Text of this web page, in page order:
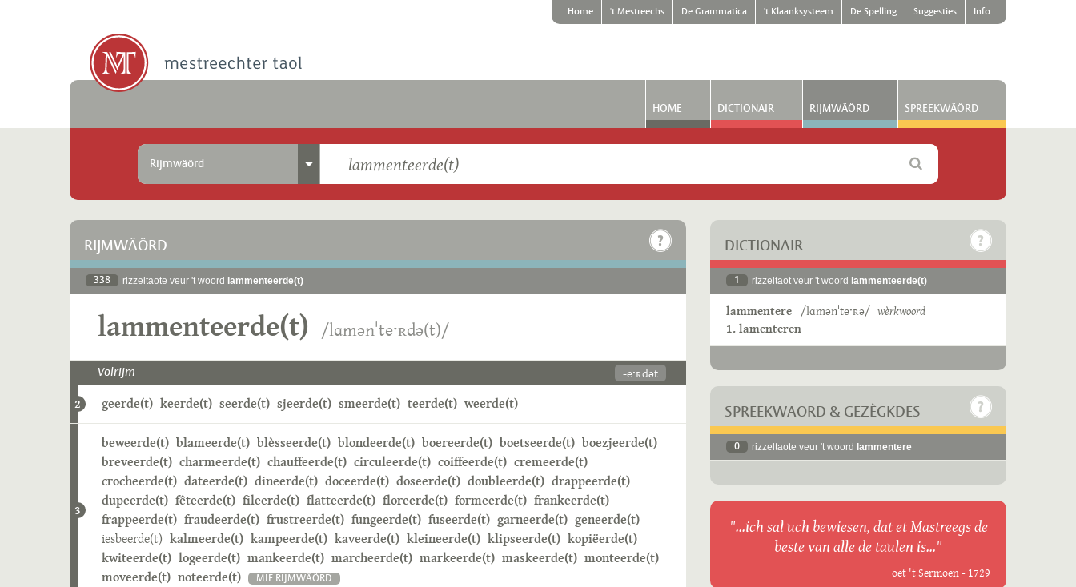
Home 't Mestreechs De Grammatica 't Klaanksysteem De Spelling Suggesties Info
HOME DICTIONAIR RIJMWÄÖRD SPREEKWÄÖRD
Rijmwäörd
RIJMWÄÖRD
338 rizzeltaote veur 't woord lammenteerde(t)
lammenteerde(t) /lɑmənˈteˑʀdə(t)/
Volrijm -eˑʀdət
2 geerde(t) keerde(t) seerde(t) sjeerde(t) smeerde(t) teerde(t) weerde(t)
3
beweerde(t) blameerde(t) blèsseerde(t) blondeerde(t) boereerde(t) boetseerde(t) boezjeerde(t)
breveerde(t) charmeerde(t) chauffeerde(t) circuleerde(t) coiffeerde(t) cremeerde(t)
crocheerde(t) dateerde(t) dineerde(t) doceerde(t) doseerde(t) doubleerde(t) drappeerde(t)
dupeerde(t) fêteerde(t) fileerde(t) flatteerde(t) floreerde(t) formeerde(t) frankeerde(t)
frappeerde(t) fraudeerde(t) frustreerde(t) fungeerde(t) fuseerde(t) garneerde(t) geneerde(t)
iesbeerde(t) kalmeerde(t) kampeerde(t) kaveerde(t) kleineerde(t) klipseerde(t) kopiëerde(t)
kwiteerde(t) logeerde(t) mankeerde(t) marcheerde(t) markeerde(t) maskeerde(t) monteerde(t)
moveerde(t) noteerde(t) MIE RIJMWÄÖRD
DICTIONAIR
1 rizzeltaot veur 't woord lammenteerde(t)
lammentere /lɑmənˈteˑʀə/ wèrkwoord
1. lamenteren
SPREEKWÄÖRD & GEZÈGKDES
0 rizzeltaote veur 't woord lammentere
"...ich sal uch bewiesen, dat et Mastreegs de
beste van alle de taulen is..."
oet 't Sermoen - 1729